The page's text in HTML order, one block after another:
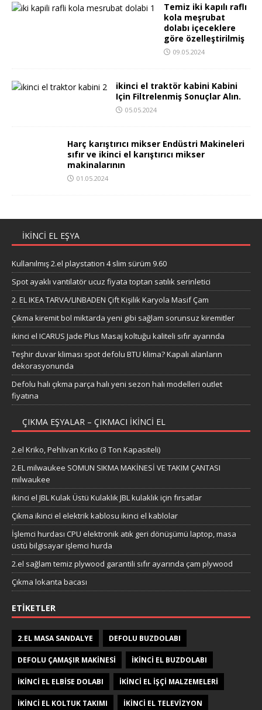
Temiz iki kapılı raflı
kola meşrubat
dolabı içeceklere
göre özelleştirilmiş
09.05.2024
ikinci el traktör kabini Kabini
Için Filtrelenmiş Sonuçlar Alın.
05.05.2024
Harç karıştırıcı mikser Endüstri Makineleri
sıfır ve ikinci el karıştırıcı mikser
makinalarının
01.05.2024
IKINCI EL EŞYA
Kullanılmış 2.el playstation 4 slim sürüm 9.60
Spot ayaklı vantilatör ucuz fiyata toptan satılık serinletici
2. EL IKEA TARVA/LINBADEN Çift Kişilik Karyola Masif Çam
Çıkma kiremit bol miktarda yeni gibi sağlam sorunsuz kiremitler
ikinci el ICARUS Jade Plus Masaj koltuğu kaliteli sıfır ayarında
Teşhir duvar kliması spot defolu BTU klima? Kapalı alanların
dekorasyonunda
Defolu halı çıkma parça halı yeni sezon halı modelleri outlet
fiyatına
ÇIKMA EŞYALAR – ÇIKMACI IKINCI EL
2.el Kriko, Pehlivan Kriko (3 Ton Kapasiteli)
2.EL milwaukee SOMUN SIKMA MAKİNESİ VE TAKIM ÇANTASI
milwaukee
ikinci el JBL Kulak Üstü Kulaklık JBL kulaklık için fırsatlar
Çıkma ikinci el elektrik kablosu ikinci el kablolar
İşlemci hurdası CPU elektronik atık geri dönüşümü laptop, masa
üstü bilgisayar işlemci hurda
2.el sağlam temiz plywood garantili sıfır ayarında çam plywood
Çıkma lokanta bacası
ETIKETLER
2.EL MASA SANDALYE DEFOLU BUZDOLABI
DEFOLU ÇAMAŞIR MAKINESI IKINCI EL BUZDOLABI
IKINCI EL ELBISE DOLABI IKINCI EL IŞÇI MALZEMELERI
IKINCI EL KOLTUK TAKIMI IKINCI EL TELEVIZYON